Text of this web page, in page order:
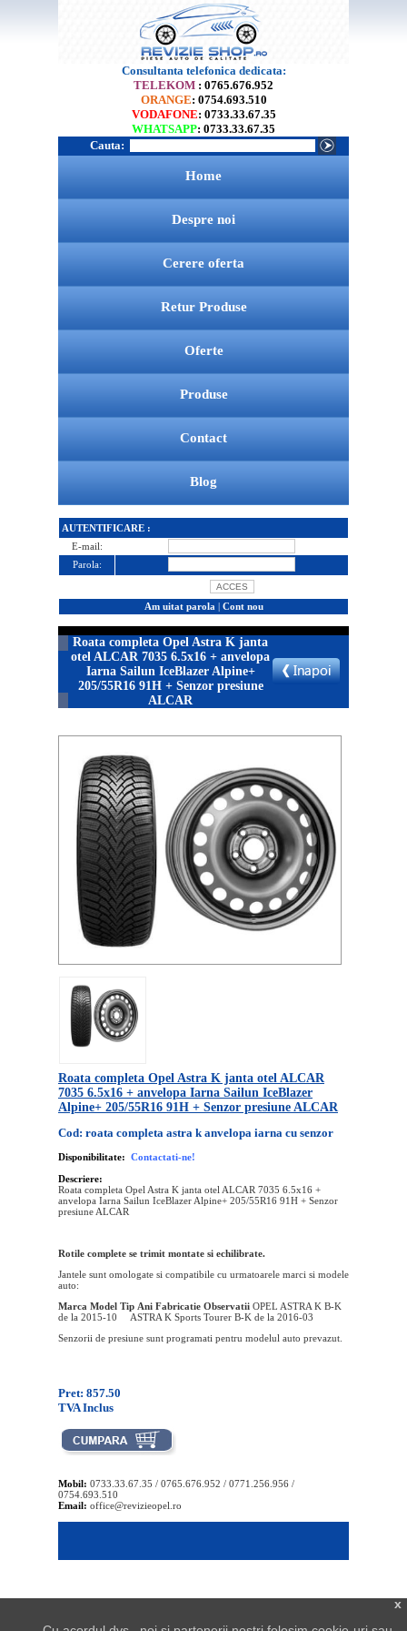
Consultanta telefonica dedicata:
TELEKOM : 0765.676.952
ORANGE: 0754.693.510
VODAFONE: 0733.33.67.35
WHATSAPP: 0733.33.67.35
Cauta:
Home
Despre noi
Cerere oferta
Retur Produse
Oferte
Produse
Contact
Blog
AUTENTIFICARE :
E-mail:
Parola:
Am uitat parola | Cont nou
Roata completa Opel Astra K janta
otel ALCAR 7035 6.5x16 + anvelopa
Iarna Sailun IceBlazer Alpine+
205/55R16 91H + Senzor presiune
ALCAR
Roata completa Opel Astra K janta otel ALCAR
7035 6.5x16 + anvelopa Iarna Sailun IceBlazer
Alpine+ 205/55R16 91H + Senzor presiune ALCAR
Cod: roata completa astra k anvelopa iarna cu senzor
Disponibilitate: Contactati-ne!
Descriere:
Roata completa Opel Astra K janta otel ALCAR 7035 6.5x16 +
anvelopa Iarna Sailun IceBlazer Alpine+ 205/55R16 91H + Senzor
presiune ALCAR
Rotile complete se trimit montate si echilibrate.
Jantele sunt omologate si compatibile cu urmatoarele marci si modele
auto:
Marca Model Tip Ani Fabricatie Observatii OPEL ASTRA K B-K
de la 2015-10 ASTRA K Sports Tourer B-K de la 2016-03
Senzorii de presiune sunt programati pentru modelul auto prevazut.
Pret: 857.50
TVA Inclus
Mobil: 0733.33.67.35 / 0765.676.952 / 0771.256.956 /
0754.693.510
Email: office@revizieopel.ro
x